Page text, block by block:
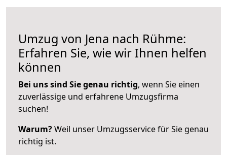
Umzug von Jena nach Rühme:
Erfahren Sie, wie wir Ihnen helfen
können
Bei uns sind Sie genau richtig, wenn Sie einen
zuverlässige und erfahrene Umzugsfirma
suchen!
Warum?Weil unser Umzugsservice für Sie genau
richtig ist.